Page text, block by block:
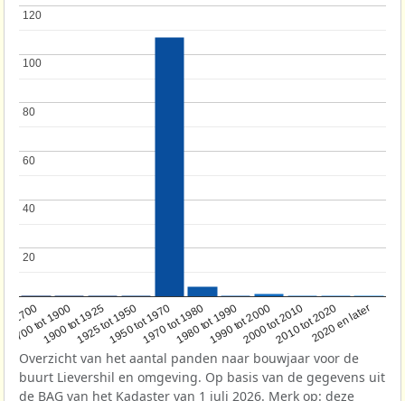
1700
1700 tot 1900
1900 tot 19251925 tot 19501950 tot 19701970 tot 19801980 tot 19901990 tot 20002000 tot 20102010 tot 20202020 en later
20
20
40
40
60
60
80
80
100
100
120
120
Overzicht van het aantal panden naar bouwjaar voor de
buurt Lievershil en omgeving. Op basis van de gegevens uit
de BAG van het Kadaster van 1 juli 2026. Merk op: deze